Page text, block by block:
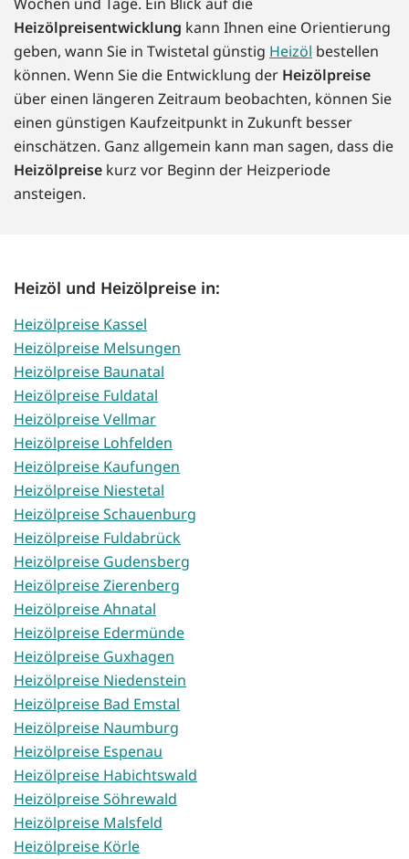
Heizölpreisentwicklung kann Ihnen eine Orientierung
geben, wann Sie in Twistetal günstig Heizöl bestellen
können. Wenn Sie die Entwicklung der Heizölpreise
über einen längeren Zeitraum beobachten, können Sie
einen günstigen Kaufzeitpunkt in Zukunft besser
einschätzen. Ganz allgemein kann man sagen, dass die
Heizölpreise kurz vor Beginn der Heizperiode
ansteigen.
Heizöl und Heizölpreise in:
Heizölpreise Kassel
Heizölpreise Melsungen
Heizölpreise Baunatal
Heizölpreise Fuldatal
Heizölpreise Vellmar
Heizölpreise Lohfelden
Heizölpreise Kaufungen
Heizölpreise Niestetal
Heizölpreise Schauenburg
Heizölpreise Fuldabrück
Heizölpreise Gudensberg
Heizölpreise Zierenberg
Heizölpreise Ahnatal
Heizölpreise Edermünde
Heizölpreise Guxhagen
Heizölpreise Niedenstein
Heizölpreise Bad Emstal
Heizölpreise Naumburg
Heizölpreise Espenau
Heizölpreise Habichtswald
Heizölpreise Söhrewald
Heizölpreise Malsfeld
Heizölpreise Körle